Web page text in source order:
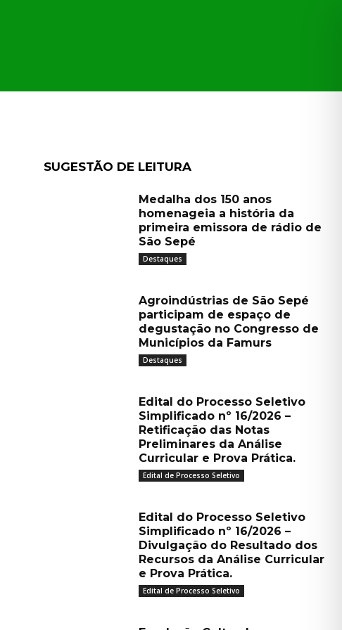
SUGESTÃO DE LEITURA
Medalha dos 150 anos
homenageia a história da
primeira emissora de rádio de
São Sepé
Destaques
Agroindústrias de São Sepé
participam de espaço de
degustação no Congresso de
Municípios da Famurs
Destaques
Edital do Processo Seletivo
Simplificado nº 16/2026 –
Retificação das Notas
Preliminares da Análise
Curricular e Prova Prática.
Edital de Processo Seletivo
Edital do Processo Seletivo
Simplificado nº 16/2026 –
Divulgação do Resultado dos
Recursos da Análise Curricular
e Prova Prática.
Edital de Processo Seletivo